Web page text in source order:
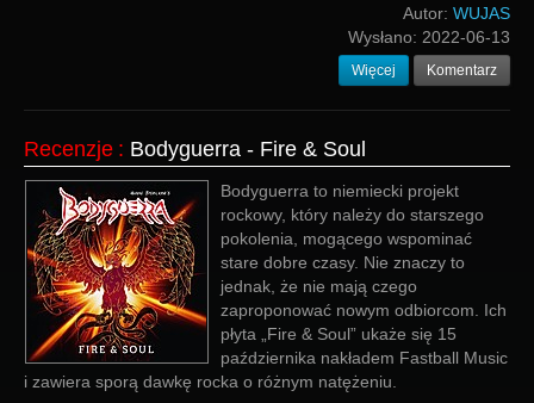
Autor: WUJAS
Wysłano: 2022-06-13
Więcej Komentarz
Recenzje : Bodyguerra - Fire & Soul
Bodyguerra to niemiecki projekt
rockowy, który należy do starszego
pokolenia, mogącego wspominać
stare dobre czasy. Nie znaczy to
jednak, że nie mają czego
zaproponować nowym odbiorcom. Ich
płyta „Fire & Soul” ukaże się 15
października nakładem Fastball Music
i zawiera sporą dawkę rocka o różnym natężeniu.